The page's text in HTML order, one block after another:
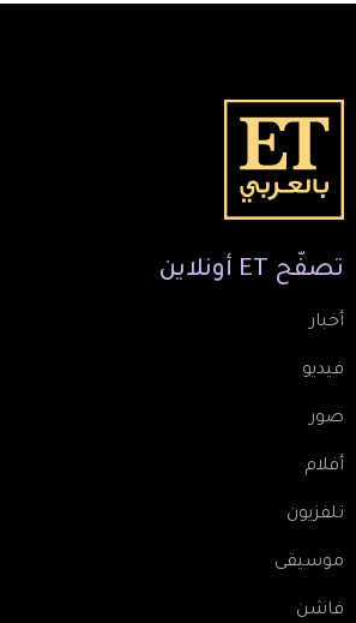
تصفّح ET أونلاين
أخبار
فيديو
صور
أفلام
تلفزيون
موسيقى
فاشن